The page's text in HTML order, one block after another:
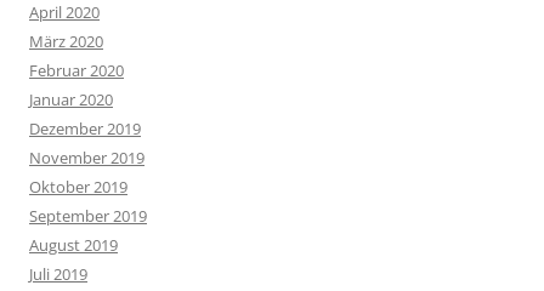
April 2020
März 2020
Februar 2020
Januar 2020
Dezember 2019
November 2019
Oktober 2019
September 2019
August 2019
Juli 2019